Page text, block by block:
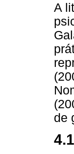
A
de